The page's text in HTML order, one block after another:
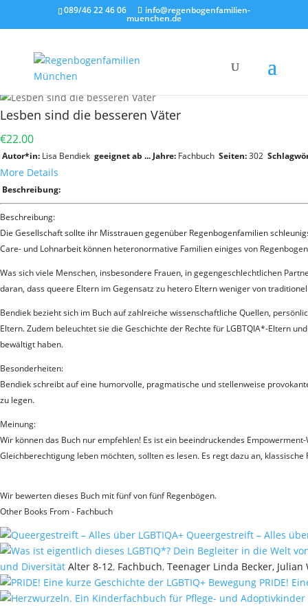
089/46 22 46 06 info@regenbogenfamilien-
muenchen.de
Lesben sind die besseren Väter
€22.00
Autor*in: Lisa Bendiek geeignet ab ... Jahre: Fachbuch Seiten:302
More Details
Beschreibung:
Beschreibung:
Die Gesellschaft sollte ihr Misstrauen gegenüber Regenbogenfamilien
Care- und Lohnarbeit können heteronormative Familien einiges von
Was sich viele Menschen, insbesondere Frauen, in gegengeschlechtlichen
daran, dass queere Eltern im Gegensatz zu hetero Eltern weniger von
Bendiek bezieht sich im Buch auf zahlreiche wissenschaftliche Quellen,
Eltern. Zudem beleuchtet sie die Geschichte der Rechte für LGBTQIA*-Eltern
bewältigt haben.
Besonderheiten:
Bendiek schreibt auf eine humorvolle, pragmatische und stellenweise
zu legen.
Meinung:
Wir können das Buch nur empfehlen! Es ist ein beeindruckendes
Gleichberechtigung leben möchten, sollten es lesen. Es regt dazu an,
Wir bewerten dieses Buch mit fünf von fünf Regenbögen.
Other Books From - Fachbuch
Queergestreift – Alles
und Diversität Alter 8-12, Fachbuch, Teenager Linda Becker,
PRIDE!